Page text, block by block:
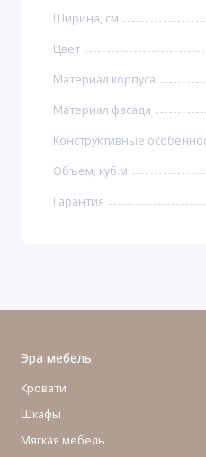
Ширина, см
Цвет
Материал корпуса
Материал фасада
Конструктивные
Объем, куб.м
Гарантия
Эра мебель
Кровати
Шкафы
Мягкая мебель